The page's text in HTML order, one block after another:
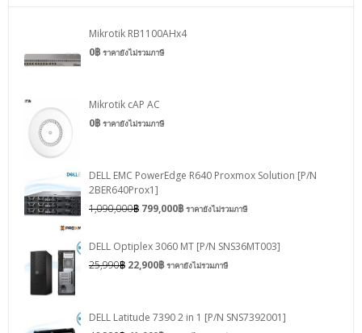
Mikrotik RB1100AHx4
0฿ ราคายังไม่รวมภาษี
Mikrotik cAP AC
0฿ ราคายังไม่รวมภาษี
DELL EMC PowerEdge R640 Proxmox Solution [P/N
2BER640Prox1]
1,090,000฿ 799,000฿ ราคายังไม่รวมภาษี
DELL Optiplex 3060 MT [P/N SNS36MT003]
25,990฿ 22,900฿ ราคายังไม่รวมภาษี
DELL Latitude 7390 2 in 1 [P/N SNS7392001]